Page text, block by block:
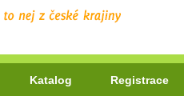
Katalog Registrace